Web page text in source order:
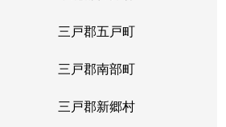
三戸郡五戸町
三戸郡南部町
三戸郡新郷村